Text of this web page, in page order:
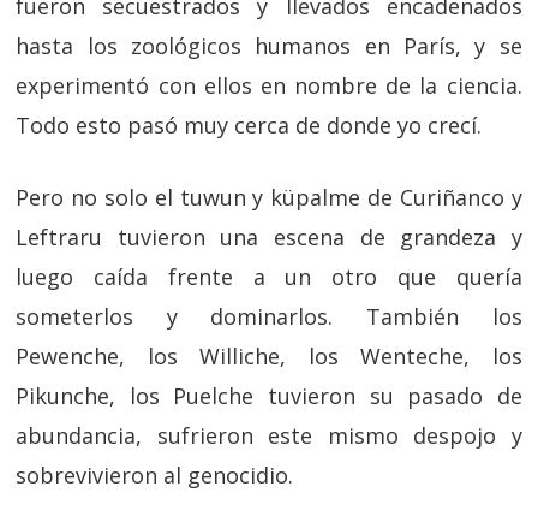
fueron secuestrados y llevados encadenados
hasta los zoológicos humanos en París, y se
experimentó con ellos en nombre de la ciencia.
Todo esto pasó muy cerca de donde yo crecí.
Pero no solo el tuwun y küpalme de Curiñanco y
Leftraru tuvieron una escena de grandeza y
luego caída frente a un otro que quería
someterlos y dominarlos. También los
Pewenche, los Williche, los Wenteche, los
Pikunche, los Puelche tuvieron su pasado de
abundancia, sufrieron este mismo despojo y
sobrevivieron al genocidio.